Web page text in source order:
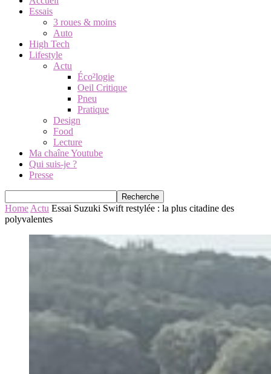
Essais
3 roues & moins
Auto
High Tech
Lifestyle
Actu
Éco²logie
Oeil Critique
Pneu
Pratique
Design
Food
Lecture
Ma chaîne Youtube
Qui suis-je ?
Presse
Home Actu Essai Suzuki Swift restylée : la plus citadine des
polyvalentes